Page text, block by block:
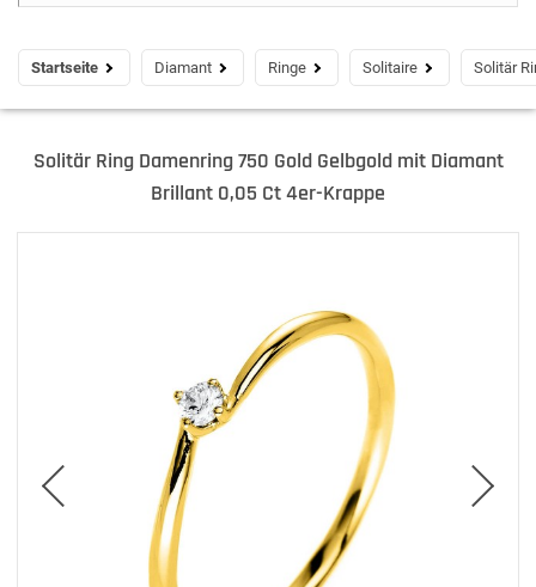
Startseite Diamant Ringe Solitaire Solitär
Solitär Ring Damenring 750 Gold Gelbgold mit Diamant
Brillant 0,05 Ct 4er-Krappe